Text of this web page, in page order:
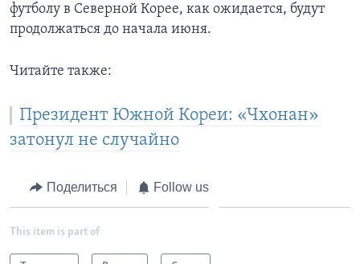
футболу в Северной Корее, как ожидается, будут
продолжаться до начала июня.
Читайте также:
Президент Южной Кореи: «Чхонан»
затонул не случайно
Поделиться Follow us
This item is part of